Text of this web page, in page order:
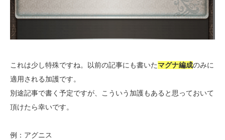
これは少し特殊ですね。以前の記事にも書いたマグナ編成のみに
適用される加護です。
別途記事で書く予定ですが、こういう加護もあると思っておいて
頂けたら幸いです。
例：アグニス